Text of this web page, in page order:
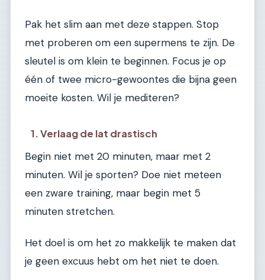
Pak het slim aan met deze stappen. Stop
met proberen om een supermens te zijn. De
sleutel is om klein te beginnen. Focus je op
één of twee micro-gewoontes die bijna geen
moeite kosten. Wil je mediteren?
1. Verlaag de lat drastisch
Begin niet met 20 minuten, maar met 2
minuten. Wil je sporten? Doe niet meteen
een zware training, maar begin met 5
minuten stretchen.
Het doel is om het zo makkelijk te maken dat
je geen excuus hebt om het niet te doen.